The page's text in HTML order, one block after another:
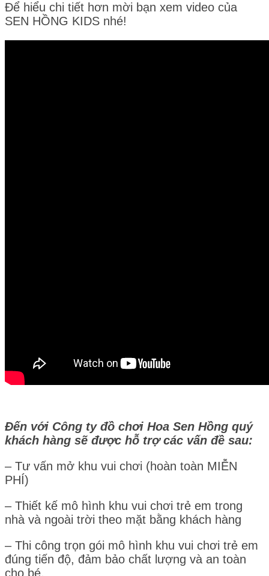
Để hiểu chi tiết hơn mời bạn xem video của
SEN HỒNG KIDS nhé!
Đến với Công ty đồ chơi Hoa Sen Hồng quý
khách hàng sẽ được hỗ trợ các vấn đề sau:
– Tư vấn mở khu vui chơi (hoàn toàn MIỄN
PHÍ)
– Thiết kế mô hình khu vui chơi trẻ em trong
nhà và ngoài trời theo mặt bằng khách hàng
– Thi công trọn gói mô hình khu vui chơi trẻ em
đúng tiến độ, đảm bảo chất lượng và an toàn
cho bé.